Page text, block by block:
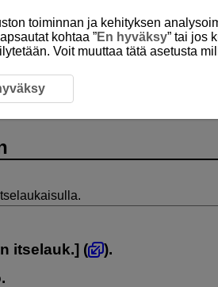
itselauk.] (
).
toiminnan ja kehityksen
kohtaa ”En hyväksy” tai jos
Voit muuttaa tätä asetusta